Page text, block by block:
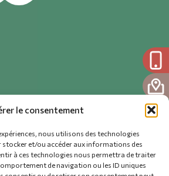
le consentement
nous utilisons des technologies
stocker et/ou accéder aux informations des
à ces technologies nous permettra de traiter
de navigation ou les ID uniques